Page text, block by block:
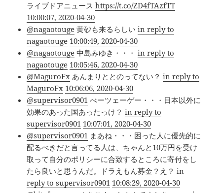
ライブドアニュースhttps://t.co/ZD4fTAzfTT
10:00:07, 2020-04-30
@nagaotouge 黄砂も来るらしいin reply to
nagaotouge 10:00:49, 2020-04-30
@nagaotouge 中島みゆき・・・in reply to
nagaotouge 10:05:46, 2020-04-30
@MaguroFx あんまりととのってない？in reply to
MaguroFx 10:06:06, 2020-04-30
@supervisor0901 べーツェーゲー・・・日本以外に
効果のあった国あったっけ？in reply to
supervisor0901 10:07:01, 2020-04-30
@supervisor0901 まあね・・・困った人に優先的に
配るべきだと言ってる人は、ちゃんと10万円を受け
取って自分のポリシーに合致するところに寄付をし
たら良いと思うんだ。ドラえもん募金？え？in
reply to supervisor0901 10:08:29, 2020-04-30